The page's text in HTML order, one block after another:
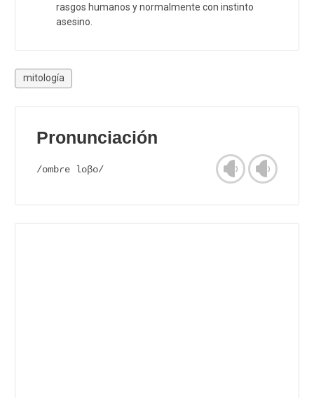
rasgos humanos y normalmente con instinto
asesino.
mitología
Pronunciación
/ombɾe loβo/